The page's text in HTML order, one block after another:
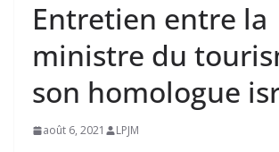
Entretien entre la
ministre du
son homologue
août 6, 2021 LPJM